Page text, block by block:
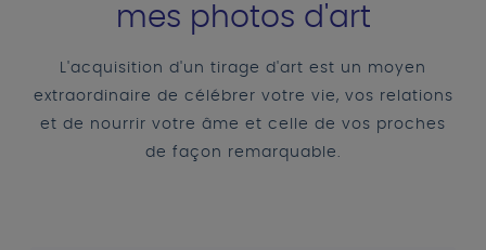
mes photos d'art
L'acquisition d'un tirage d'art est un moyen
extraordinaire de célébrer votre vie, vos relations
et de nourrir votre âme et celle de vos proches
de façon remarquable.